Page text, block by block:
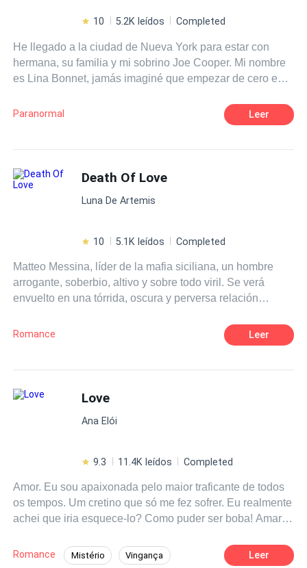
10 5.2K leídos Completed
He llegado a la ciudad de Nueva York para estar con
hermana, su familia y mi sobrino Joe Cooper. Mi nombre
es Lina Bonnet, jamás imaginé que empezar de cero en
parece imposible. La Universidad parece un reto dificil de
conseguir, claro, no ser de este país tampoco me ayuda,
completo, todo empeoró. Se me metió por dentro, cada
cosa, lugar o situación se volvieron insignificantes. Él
cambió mi mundo por completo. Segunda parte del libro
Paranormal Leer
Death Of Love
Luna De Artemis
10 5.1K leídos Completed
Matteo Messina, líder de la mafia siciliana, un hombre
arrogante, soberbio, altivo y sobre todo viril. Se verá
envuelto en una tórrida, oscura y perversa relación
negros son el origen de una penetrante mirada que
congela la sangre en las venas; alto, fornido y
deseado: su libertad y el poder o la pasión y la lujuria que
no está dispuesta a ser la dulce flor de ningún hombre, se
reina de la Cosa Nostra ¿O Matteo sellará el destino de
Romance Leer
Love
Ana Elói
9.3 11.4K leídos Completed
Amor. Eu sou apaixonada pelo maior traficante de todos
os tempos. Um cretino que só me fez sofrer. Eu realmente
achei que iria esquece-lo? Como puder ser boba! Amar
Romance Mistério Vingança Leer